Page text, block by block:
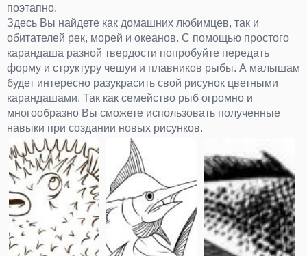
поэтапно.
Здесь Вы найдете как домашних любимцев, так и
обитателей рек, морей и океанов. С помощью простого
карандаша разной твердости попробуйте передать
форму и структуру чешуи и плавников рыбы. А малышам
будет интересно разукрасить свой рисунок цветными
карандашами. Так как семейство рыб огромно и
многообразно Вы сможете использовать полученные
навыки при создании новых рисунков.